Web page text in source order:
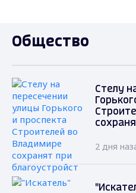
Общество
Стелу
2 дня